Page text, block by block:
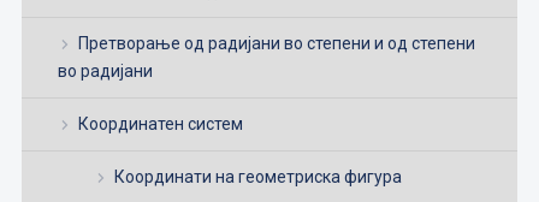
Претворање од радијани во степени и од степени
во радијани
Координатен систем
Координати на геометриска фигура